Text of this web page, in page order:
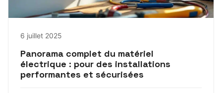
6 juillet 2025
Panorama complet du matériel
électrique : pour des installations
performantes et sécurisées